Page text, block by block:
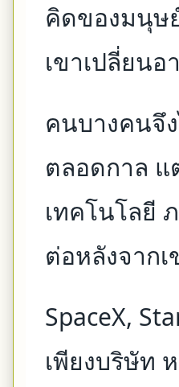
คิดของมนุษ
เขาเปลี่ยนอ
คนบางคนจึ
ตลอดกาล แ
เทคโนโลยี
ต่อหลังจาก
SpaceX,
เพียงบริษัท